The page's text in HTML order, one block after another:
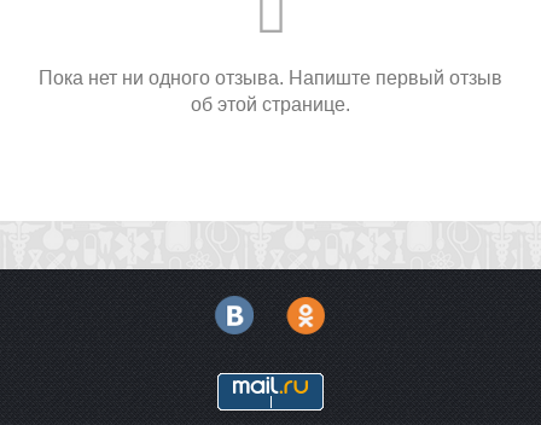
Пока нет ни одного отзыва. Напиште первый отзыв
об этой странице.